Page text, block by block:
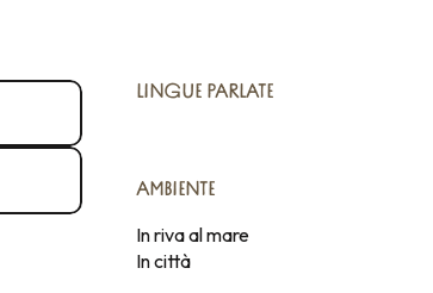
LINGUE PARLATE
LINGUE PARLATE
AMBIENTE
AMBIENTE
In riva al mare
In città